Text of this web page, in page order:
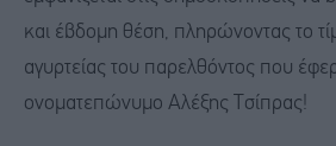
και έβδομη θέση, πληρώνοντας το
αγυρτείας του παρελθόντος που
ονοματεπώνυμο Αλέξης Τσίπρας!